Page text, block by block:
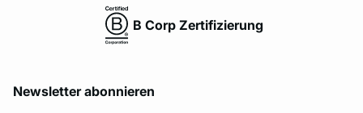
B Corp Zertifizierung
Newsletter abonnieren